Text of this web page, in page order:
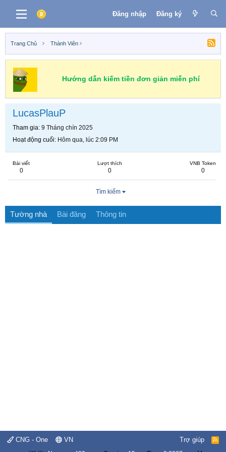
Đăng nhập Đăng ký
Trang Chủ Thành Viên
Hướng dẫn kiếm tiền đơn giản miễn phí
LucasPlauP
Tham gia 9 Tháng chín 2025
Hoạt động cuối
Hôm qua, lúc 2:09 PM
Bài viết
0
Lượt thích
0
VNB Token
0
Tìm kiếm
Tường nhà Bài đăng Thông tin
CNG - One VN Trợ giúp
R